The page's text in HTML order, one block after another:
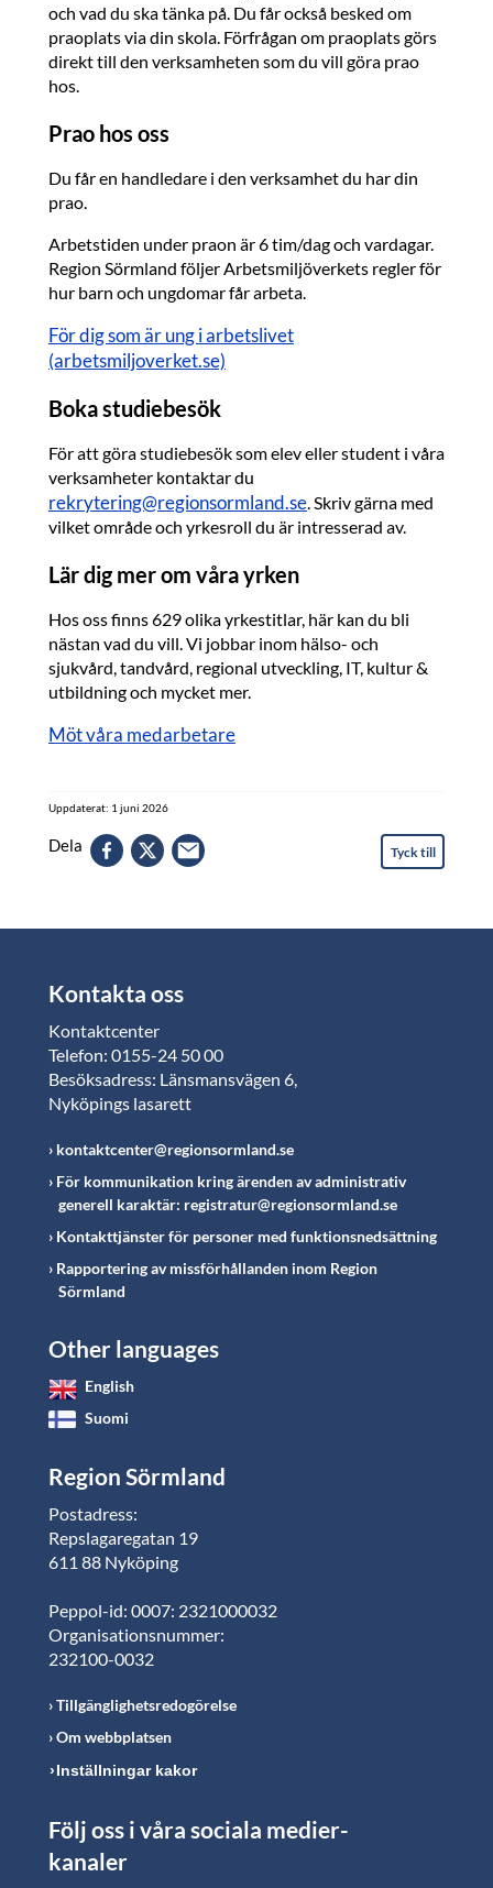
och vad du ska tänka på. Du får också besked om
praoplats via din skola. Förfrågan om praoplats görs
direkt till den verksamheten som du vill göra prao
hos.
Prao hos oss
Du får en handledare i den verksamhet du har din
prao.
Arbetstiden under praon är 6 tim/dag och vardagar.
Region Sörmland följer Arbetsmiljöverkets regler för
hur barn och ungdomar får arbeta.
För dig som är ung i arbetslivet
(arbetsmiljoverket.se)
Boka studiebesök
För att göra studiebesök som elev eller student i våra
verksamheter kontaktar du
rekrytering@regionsormland.se . Skriv gärna med
vilket område och yrkesroll du är intresserad av.
Lär dig mer om våra yrken
Hos oss finns 629 olika yrkestitlar, här kan du bli
nästan vad du vill. Vi jobbar inom hälso- och
sjukvård, tandvård, regional utveckling, IT, kultur &
utbildning och mycket mer.
Möt våra medarbetare
Uppdaterat: 1 juni 2026
Dela Tyck till
Kontakta oss
Kontaktcenter
Telefon: 0155-24 50 00
Besöksadress: Länsmansvägen 6,
Nyköpings lasarett
kontaktcenter@regionsormland.se
För kommunikation kring ärenden av administrativ
generell karaktär: registratur@regionsormland.se
Kontakttjänster för personer med funktionsnedsättning
Rapportering av missförhållanden inom Region
Sörmland
Other languages
English
Suomi
Region Sörmland
Postadress:
Repslagaregatan 19
611 88 Nyköping
Peppol-id: 0007: 2321000032
Organisationsnummer:
232100-0032
Tillgänglighetsredogörelse
Om webbplatsen
Inställningar kakor
Följ oss i våra sociala medier-
kanaler